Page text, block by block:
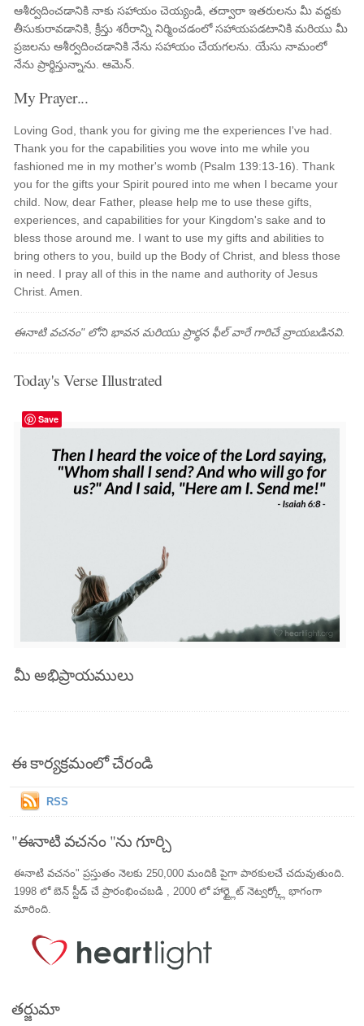
ఆశీర్వదించడానికి నాకు సహాయం చెయ్యండి, తద్వారా ఇతరులను మీ వద్దకు
తీసుకురావడానికి, క్రీస్తు శరీరాన్ని నిర్మించడంలో సహాయపడటానికి మరియు మీ
ప్రజలను ఆశీర్వదించడానికి నేను సహాయం చేయగలను. యేసు నామంలో
నేను ప్రార్థిస్తున్నాను. ఆమెన్.
My Prayer...
Loving God, thank you for giving me the experiences I've had.
Thank you for the capabilities you wove into me while you
fashioned me in my mother's womb (Psalm 139:13-16). Thank
you for the gifts your Spirit poured into me when I became your
child. Now, dear Father, please help me to use these gifts,
experiences, and capabilities for your Kingdom's sake and to
bless those around me. I want to use my gifts and abilities to
bring others to you, build up the Body of Christ, and bless those
in need. I pray all of this in the name and authority of Jesus
Christ. Amen.
ఈనాటి వచనం" లోని భావన మరియు ప్రార్థన ఫీల్ వారే గారిచే వ్రాయబడినవి.
Today's Verse Illustrated
Save
మీ అభిప్రాయములు
ఈ కార్యక్రమంలో చేరండి
RSS
"ఈనాటి వచనం "ను గూర్చి
ఈనాటి వచనం" ప్రస్తుతం నెలకు 250,000 మందికి పైగా పాఠకులచే చదువుతుంది.
1998 లో బెన్ స్టీడ్ చే ప్రారంభించబడి , 2000 లో హార్ట్లైట్ నెట్వర్క్లో భాగంగా
మారింది.
తర్జుమా